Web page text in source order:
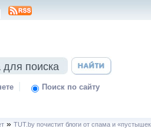
|
| Поиск по сайту
» TUT.by почистит блоги от спама и